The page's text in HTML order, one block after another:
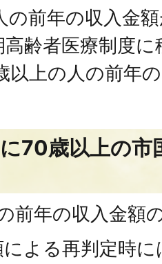
の前年の収入金
高齢者医療制度
以上の人の前年
70歳以上の市
前年の収入金額
による再判定時